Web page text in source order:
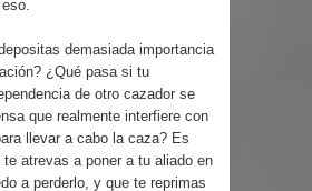
demasiada importancia
¿Qué pasa si tu
de otro cazador se
que realmente interfiere con
llevar a cabo la caza? Es
te atrevas a poner a tu aliado en
a perderlo, y que te reprimas